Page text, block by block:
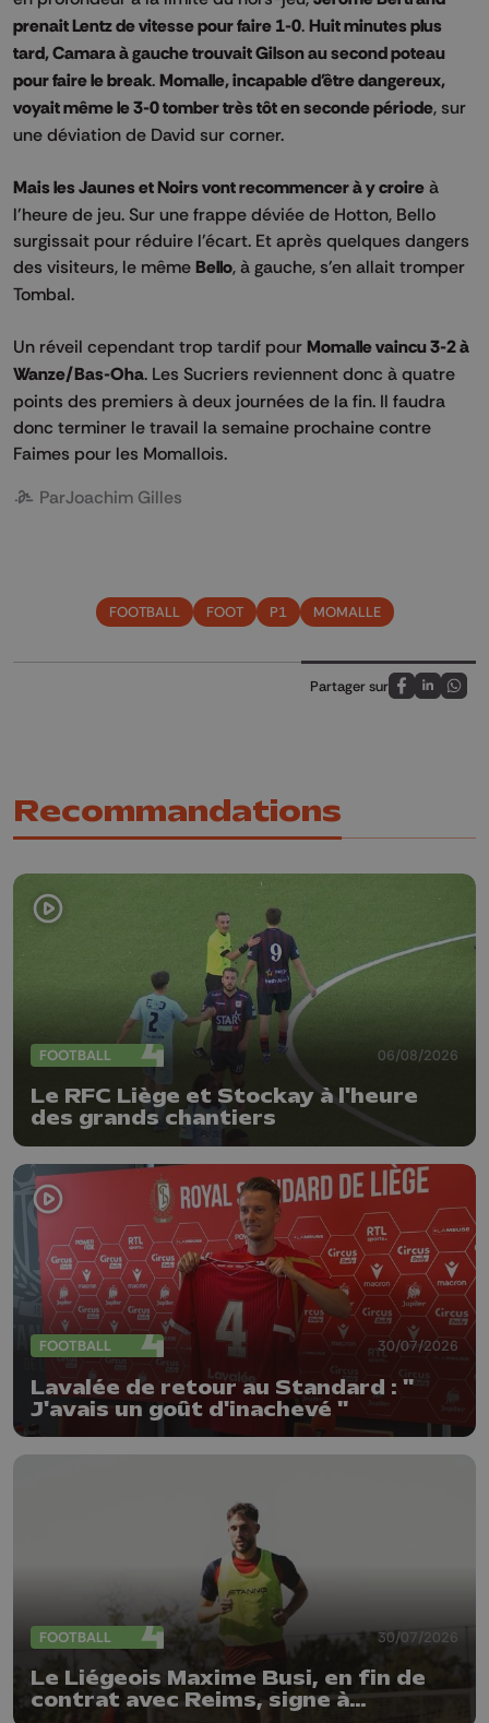
prenait Lentz de vitesse pour faire 1-0. Huit minutes plus
tard, Camara à gauche trouvait Gilson au second poteau
pour faire le break. Momalle, incapable d'être dangereux,
voyait même le 3-0 tomber très tôt en seconde période, sur
une déviation de David sur corner.
Mais les Jaunes et Noirs vont recommencer à y croire à
l'heure de jeu. Sur une frappe déviée de Hotton, Bello
surgissait pour réduire l'écart. Et après quelques dangers
des visiteurs, le même Bello, à gauche, s'en allait tromper
Tombal.
Un réveil cependant trop tardif pour Momalle vaincu 3-2 à
Wanze/Bas-Oha. Les Sucriers reviennent donc à quatre
points des premiers à deux journées de la fin. Il faudra
donc terminer le travail la semaine prochaine contre
Faimes pour les Momallois.
ParJoachim Gilles
FOOTBALL FOOT P1 MOMALLE
Partager sur
Partagez sur
Partagez
Recommandations
FOOTBALL 06/08/2026
Le RFC Liège et Stockay à l'heure
des grands chantiers
FOOTBALL 30/07/2026
Lavalée de retour au Standard : "
J'avais un goût d'inachevé "
FOOTBALL 30/07/2026
Le Liégeois Maxime Busi, en fin de
contrat avec Reims, signe à